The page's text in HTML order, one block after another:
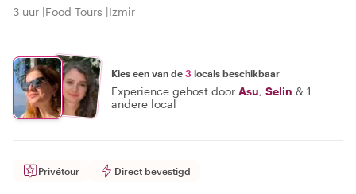
3 uur Food Tours Izmir
Kies een van de 3 locals beschikbaar
Experience gehost door Asu, Selin & 1
andere local
Privétour Direct bevestigd